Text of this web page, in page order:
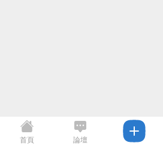
首頁 論壇